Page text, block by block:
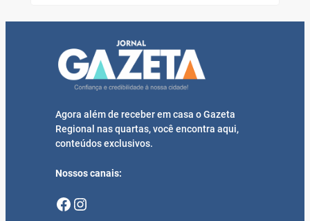
Agora além de receber em casa o Gazeta
Regional nas quartas, você encontra aqui,
conteúdos exclusivos.
Nossos canais:
Facebook Instagram